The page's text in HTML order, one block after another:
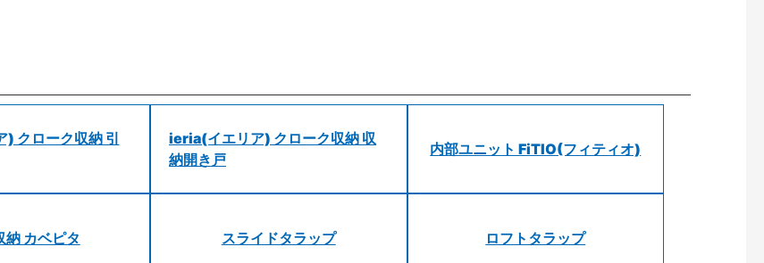
クローク収納 引
ieria(イエリア) クローク収納 収
納開き戸
内部ユニット FiTIO(フィティオ)
納 カベピタ スライドタラップ ロフトタラップ